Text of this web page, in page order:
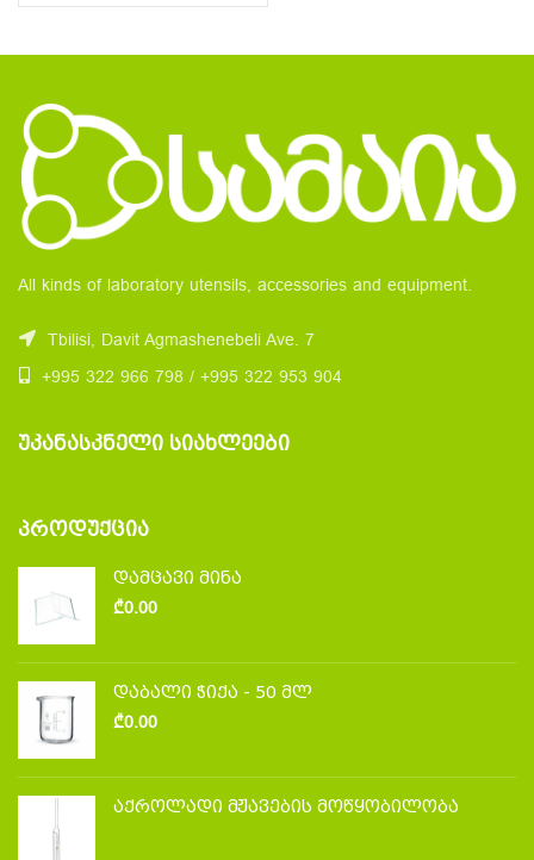
All kinds of laboratory utensils, accessories and equipment.
Tbilisi, Davit Agmashenebeli Ave. 7
+995 322 966 798 / +995 322 953 904
ᲣᲙᲐᲜᲐᲡᲙᲜᲔᲚᲘ ᲡᲘᲐᲮᲚᲔᲔᲑᲘ
ᲞᲠᲝᲓᲣᲥᲪᲘᲐ
დამცავი მინა
₾0.00
დაბალი ჭიქა - 50 მლ
₾0.00
აქროლადი მჟავების მოწყობილობა